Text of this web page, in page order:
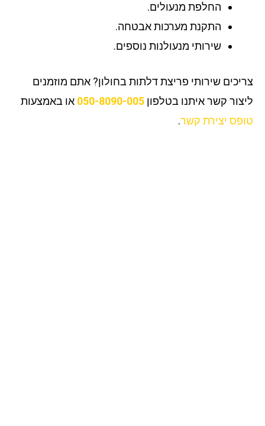
החלפת מנעולים.
התקנת מערכות אבטחה.
שירותי מנעולנות נוספים.
שירותי פריצת דלתות בחולון? אתם מוזמנים
קשר איתנו בטלפון 050-8090-005או באמצעות
יצירת קשר .